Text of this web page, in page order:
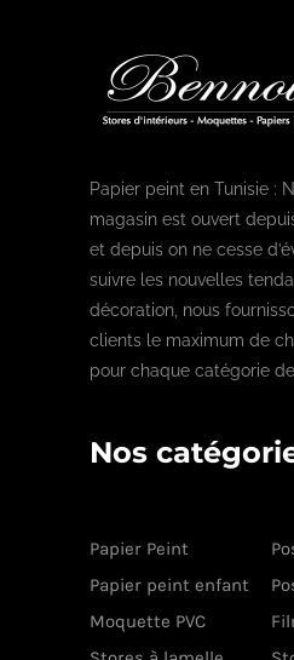
Papier peint en Tunisie :
magasin est ouvert
et depuis on ne cesse
suivre les nouvelles
décoration, nous
clients le maximum de
pour chaque catégorie
Nos
Papier Peint
Papier peint enfant
Moquette PVC